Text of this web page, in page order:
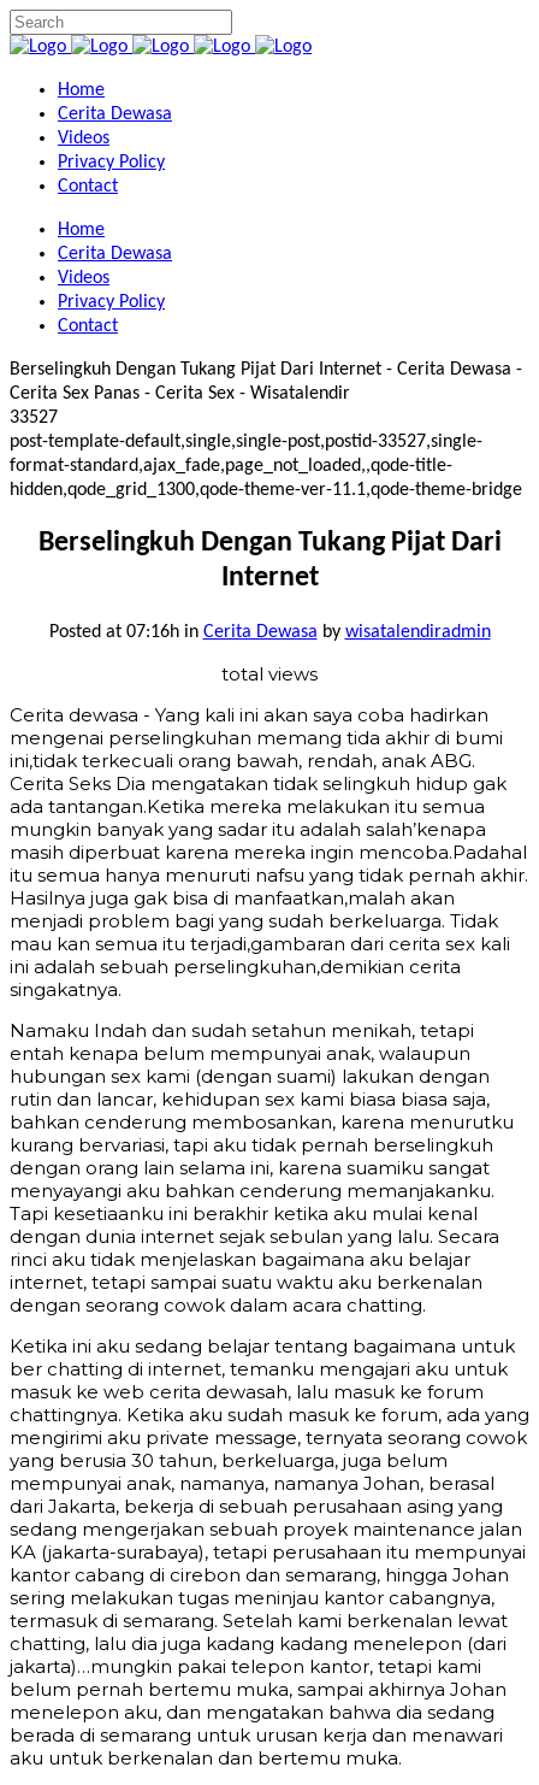
Home
Cerita Dewasa
Videos
Privacy Policy
Contact
Home
Cerita Dewasa
Videos
Privacy Policy
Contact
Berselingkuh Dengan Tukang Pijat Dari Internet - Cerita Dewasa -
Cerita Sex Panas - Cerita Sex - Wisatalendir
33527
post-template-default,single,single-post,postid-33527,single-
format-standard,ajax_fade,page_not_loaded,,qode-title-
hidden,qode_grid_1300,qode-theme-ver-11.1,qode-theme-bridge
Berselingkuh Dengan Tukang Pijat Dari
Internet
Posted at 07:16hin Cerita Dewasa by wisatalendiradmin
total views
Cerita dewasa - Yang kali ini akan saya coba hadirkan
mengenai perselingkuhan memang tida akhir di bumi
ini,tidak terkecuali orang bawah, rendah, anak ABG.
Cerita Seks Dia mengatakan tidak selingkuh hidup gak
ada tantangan.Ketika mereka melakukan itu semua
mungkin banyak yang sadar itu adalah salah’kenapa
masih diperbuat karena mereka ingin mencoba.Padahal
itu semua hanya menuruti nafsu yang tidak pernah akhir.
Hasilnya juga gak bisa di manfaatkan,malah akan
menjadi problem bagi yang sudah berkeluarga. Tidak
mau kan semua itu terjadi,gambaran dari cerita sex kali
ini adalah sebuah perselingkuhan,demikian cerita
singakatnya.
Namaku Indah dan sudah setahun menikah, tetapi
entah kenapa belum mempunyai anak, walaupun
hubungan sex kami (dengan suami) lakukan dengan
rutin dan lancar, kehidupan sex kami biasa biasa saja,
bahkan cenderung membosankan, karena menurutku
kurang bervariasi, tapi aku tidak pernah berselingkuh
dengan orang lain selama ini, karena suamiku sangat
menyayangi aku bahkan cenderung memanjakanku.
Tapi kesetiaanku ini berakhir ketika aku mulai kenal
dengan dunia internet sejak sebulan yang lalu. Secara
rinci aku tidak menjelaskan bagaimana aku belajar
internet, tetapi sampai suatu waktu aku berkenalan
dengan seorang cowok dalam acara chatting.
Ketika ini aku sedang belajar tentang bagaimana untuk
ber chatting di internet, temanku mengajari aku untuk
masuk ke web cerita dewasah, lalu masuk ke forum
chattingnya. Ketika aku sudah masuk ke forum, ada yang
mengirimi aku private message, ternyata seorang cowok
yang berusia 30 tahun, berkeluarga, juga belum
mempunyai anak, namanya, namanya Johan, berasal
dari Jakarta, bekerja di sebuah perusahaan asing yang
sedang mengerjakan sebuah proyek maintenance jalan
KA (jakarta-surabaya), tetapi perusahaan itu mempunyai
kantor cabang di cirebon dan semarang, hingga Johan
sering melakukan tugas meninjau kantor cabangnya,
termasuk di semarang. Setelah kami berkenalan lewat
chatting, lalu dia juga kadang kadang menelepon (dari
jakarta)…mungkin pakai telepon kantor, tetapi kami
belum pernah bertemu muka, sampai akhirnya Johan
menelepon aku, dan mengatakan bahwa dia sedang
berada di semarang untuk urusan kerja dan menawari
aku untuk berkenalan dan bertemu muka.